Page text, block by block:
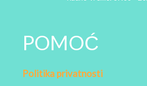
POMOĆ
Politika privatnosti